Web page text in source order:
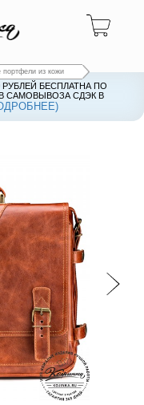
портфели из кожи
БЕСПЛАТНА ПО
САМОВЫВОЗА СДЭК В
БЕСПЛАТНА ПО
САМОВЫВОЗА СДЭК В